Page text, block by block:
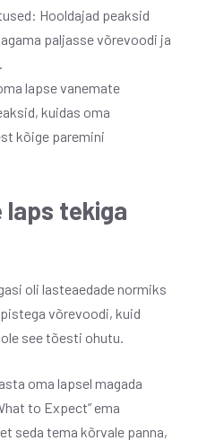
Hooldajad peaksid
paljasse võrevoodi ja
lapse vanemate
kuidas oma
kõige paremini
laps tekiga
oli lasteaedade normiks
võrevoodi, kuid
see tõesti ohutu.
oma lapsel magada
to Expect” ema
seda tema kõrvale panna,